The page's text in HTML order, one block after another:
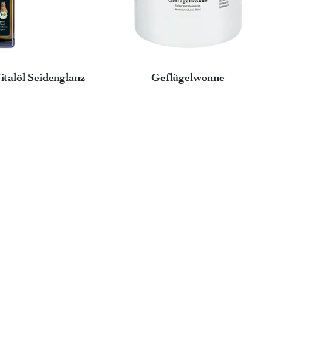
Seidenglanz Geflügelwonne